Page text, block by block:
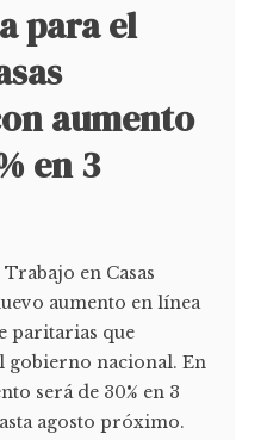
para el
aumento
en 3
en Casas
aumento en línea
paritarias que
gobierno nacional. En
será de 30% en 3
agosto próximo.